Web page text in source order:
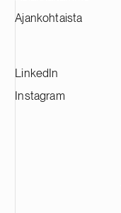
Ajankohtaista
LinkedIn
Instagram